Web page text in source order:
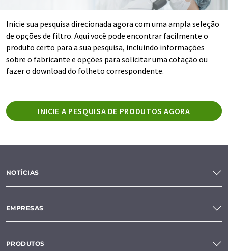
Inicie sua pesquisa direcionada agora com uma ampla seleção
de opções de filtro. Aqui você pode encontrar facilmente o
produto certo para a sua pesquisa, incluindo informações
sobre o fabricante e opções para solicitar uma cotação ou
fazer o download do folheto correspondente.
INICIE A PESQUISA DE PRODUTOS AGORA
NOTÍCIAS
EMPRESAS
PRODUTOS